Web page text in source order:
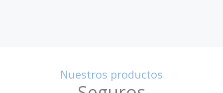
Nuestros productos